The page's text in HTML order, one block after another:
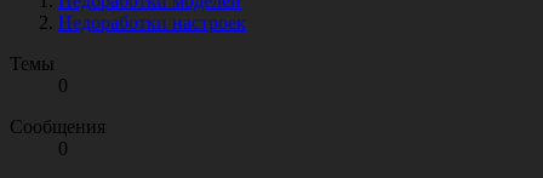
Недоработки настроек
Темы
0
Сообщения
0